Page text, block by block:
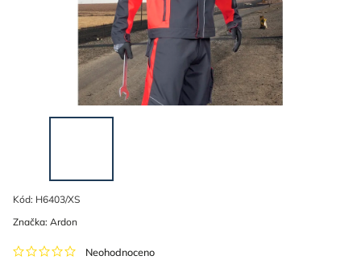
Kód: H6403/XS
Neohodnoceno
Značka: Ardon